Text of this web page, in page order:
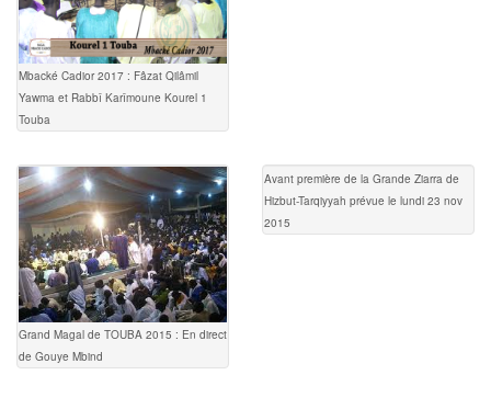
Mbacké Cadior 2017 : Fâzat Qilâmil
Yawma et Rabbî Karîmoune Kourel 1
Touba
Grand Magal de TOUBA 2015 : En direct
de Gouye Mbind
Avant première de la Grande Ziarra de
Hizbut-Tarqiyyah prévue le lundi 23 nov
2015